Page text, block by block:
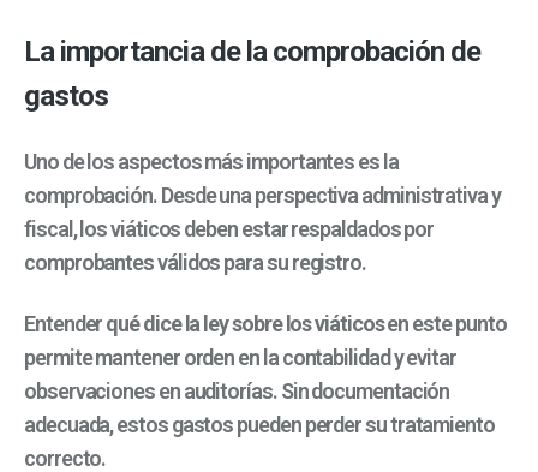
La importancia de la comprobación de
gastos
Uno de los aspectos más importantes es la
comprobación. Desde una perspectiva administrativa y
fiscal, los viáticos deben estar respaldados por
comprobantes válidos para su registro.
Entenderqué dice la ley sobre los viáticosen este punto
permite mantener orden en la contabilidad y evitar
observaciones en auditorías. Sin documentación
adecuada, estos gastos pueden perder su tratamiento
correcto.